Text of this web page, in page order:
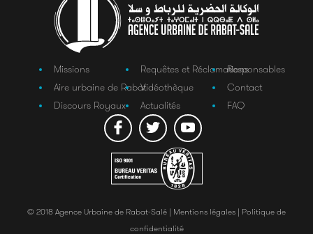
Missions
Aire urbaine de Rabat
Discours Royaux
Requêtes et Réclamations
Vidéothèque
Actualités
Responsables
Contact
FAQ
© 2018 Agence Urbaine de Rabat-Salé | Mentions légales | Politique de
confidentialité